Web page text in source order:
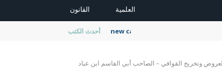
العلمية القانون
أحدث الكتب new cambridge history of islam
وتخريج القوافي – الصاحب أبي القاسم ابن عباد